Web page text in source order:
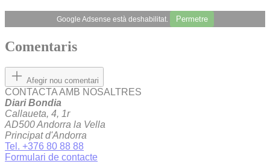
Google Adsense està deshabilitat. Permetre
Comentaris
Afegir nou comentari
CONTACTA AMB NOSALTRES
Diari Bondia
Callaueta, 4, 1r
AD500 Andorra la Vella
Principat d'Andorra
Tel. +376 80 88 88
Formulari de contacte